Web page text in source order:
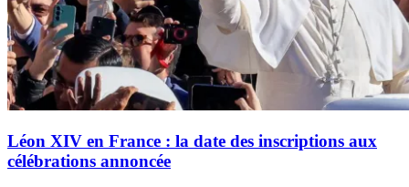
Léon XIV en France : la date des inscriptions aux
célébrations annoncée